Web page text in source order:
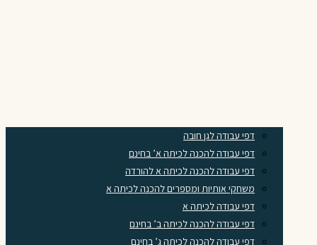
דפי עבודה לגן חובה
דפי עבודה להכנה לכיתה א’ בחינם
דפי עבודה להכנה לכיתה א להורדה
משחקי אותיות ומספרים להכנה לכיתה א
דפי עבודה לכיתה א
דפי עבודה להכנה לכיתה ב’ בחינם
דפי עבודה להכנה לכיתה ג’ בחינם